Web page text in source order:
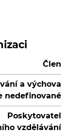
Člen
a výchova
nedefinované
Poskytovatel
vzdělávání